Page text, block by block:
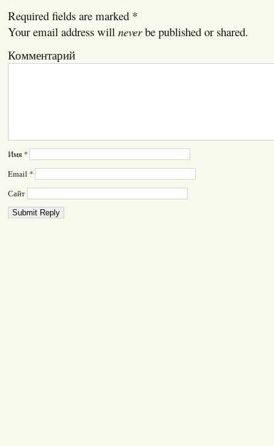
Required fields are marked *
Your email address will neverbe published or shared.
Комментарий
Имя *
Email *
Сайт